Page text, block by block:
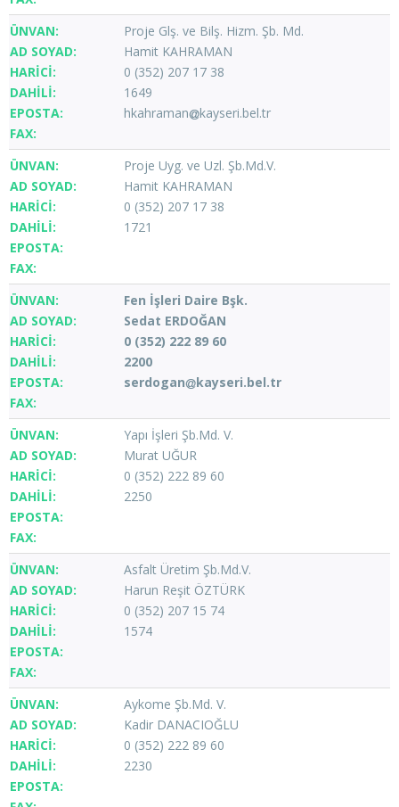
Proje Glş. ve Bilş. Hizm. Şb. Md.
Hamit KAHRAMAN
0 (352) 207 17 38
1649
hkahraman
kayseri.bel.tr
Proje Uyg. ve Uzl. Şb.Md.V.
Hamit KAHRAMAN
0 (352) 207 17 38
1721
Fen İşleri Daire Bşk.
Sedat ERDOĞAN
0 (352) 222 89 60
2200
serdogan
kayseri.bel.tr
Yapı İşleri Şb.Md. V.
Murat UĞUR
0 (352) 222 89 60
2250
Asfalt Üretim Şb.Md.V.
Harun Reşit ÖZTÜRK
0 (352) 207 15 74
1574
Aykome Şb.Md. V.
Kadir DANACIOĞLU
0 (352) 222 89 60
2230